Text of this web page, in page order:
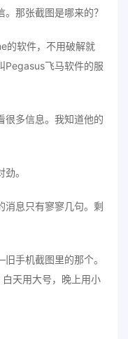
那张截图是哪来的？
的软件，不用破解就
Pegasus飞马软件的服
很多信息。我知道他的
。
消息只有寥寥几句。剩
手机截图里的那个。
白天用大号，晚上用小